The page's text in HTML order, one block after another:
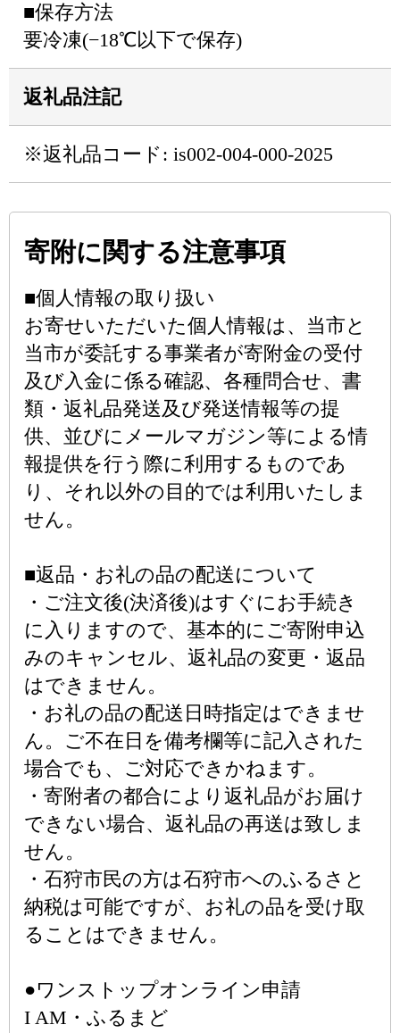
■保存方法
要冷凍(−18℃以下で保存)
返礼品注記
※返礼品コード: is002-004-000-2025
寄附に関する注意事項
■個人情報の取り扱い
お寄せいただいた個人情報は、当市と
当市が委託する事業者が寄附金の受付
及び入金に係る確認、各種問合せ、書
類・返礼品発送及び発送情報等の提
供、並びにメールマガジン等による情
報提供を行う際に利用するものであ
り、それ以外の目的では利用いたしま
せん。
■返品・お礼の品の配送について
・ご注文後(決済後)はすぐにお手続き
に入りますので、基本的にご寄附申込
みのキャンセル、返礼品の変更・返品
はできません。
・お礼の品の配送日時指定はできませ
ん。ご不在日を備考欄等に記入された
場合でも、ご対応できかねます。
・寄附者の都合により返礼品がお届け
できない場合、返礼品の再送は致しま
せん。
・石狩市民の方は石狩市へのふるさと
納税は可能ですが、お礼の品を受け取
ることはできません。
●ワンストップオンライン申請
I AM・ふるまど